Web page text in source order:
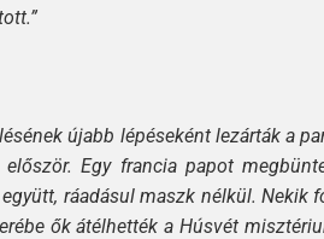
újabb lépéseként lezárták a
Egy francia papot
ráadásul maszk nélkül. Nekik
ők átélhették a Húsvét